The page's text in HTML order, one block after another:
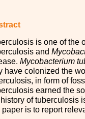
is one of the
and
Mycobacterium
have colonized the
in form of
earned the
of tuberculosis
paper is to report